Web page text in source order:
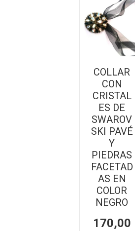
COLLAR
CON
CRISTAL
ES DE
SWAROV
SKI PAVÉ
Y
PIEDRAS
FACETAD
AS EN
COLOR
NEGRO
170,00